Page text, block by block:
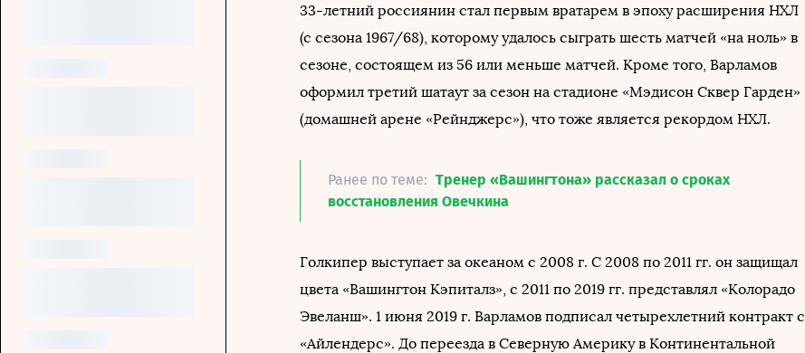
33-летний россиянин стал первым вратарем в эпоху расширения НХЛ
(с сезона 1967/68), которому удалось сыграть шесть матчей «на ноль» в
сезоне, состоящем из 56 или меньше матчей. Кроме того, Варламов
оформил третий шатаут за сезон на стадионе «Мэдисон Сквер Гарден»
(домашней арене «Рейнджерс»), что тоже является рекордом НХЛ.
Ранее по теме: Тренер «Вашингтона» рассказал о сроках
восстановления Овечкина
Голкипер выступает за океаном с 2008 г. С 2008 по 2011 гг. он защищал
цвета «Вашингтон Кэпиталз», с 2011 по 2019 гг. представлял «Колорадо
Эвеланш». 1 июня 2019 г. Варламов подписал четырехлетний контракт с
«Айлендерс». До переезда в Северную Америку в Континентальной